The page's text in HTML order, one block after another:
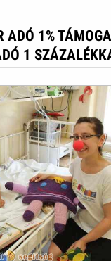
ADÓ 1%
1